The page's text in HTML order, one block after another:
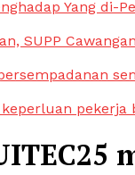
Yang di-
SUPP
keperluan pekerja